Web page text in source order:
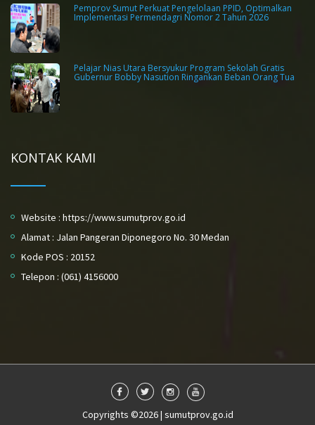
Pemprov Sumut Perkuat Pengelolaan PPID, Optimalkan
Implementasi Permendagri Nomor 2 Tahun 2026
Pelajar Nias Utara Bersyukur Program Sekolah Gratis
Gubernur Bobby Nasution Ringankan Beban Orang Tua
KONTAK KAMI
Website : https://www.sumutprov.go.id
Alamat : Jalan Pangeran Diponegoro No. 30 Medan
Kode POS : 20152
Telepon : (061) 4156000
Copyrights ©2026 | sumutprov.go.id